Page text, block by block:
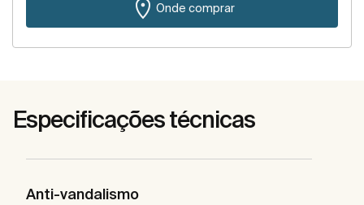
Onde comprar
Especificações técnicas
Anti-vandalismo